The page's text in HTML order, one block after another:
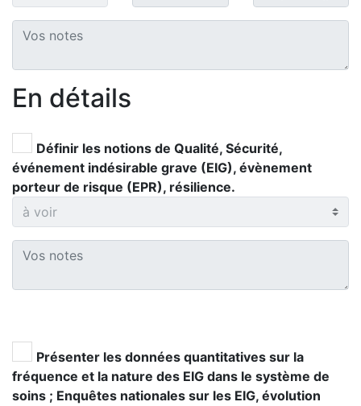
En détails
Définir les notions de Qualité, Sécurité,
événement indésirable grave (EIG), évènement
porteur de risque (EPR), résilience.
Présenter les données quantitatives sur la
fréquence et la nature des EIG dans le système de
soins ; Enquêtes nationales sur les EIG, évolution